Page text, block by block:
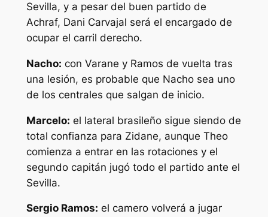
Sevilla, y a pesar del buen partido de
Achraf, Dani Carvajal será el encargado de
ocupar el carril derecho.
Nacho: con Varane y Ramos de vuelta tras
una lesión, es probable que Nacho sea uno
de los centrales que salgan de inicio.
Marcelo: el lateral brasileño sigue siendo de
total confianza para Zidane, aunque Theo
comienza a entrar en las rotaciones y el
segundo capitán jugó todo el partido ante el
Sevilla.
Sergio Ramos: el camero volverá a jugar